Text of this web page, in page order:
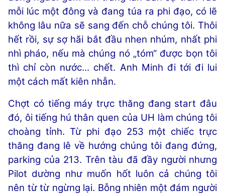
mỗi lúc một đông và đang túa ra phi đạo, có lẽ
không lâu nữa sẽ sang đến chỗ chúng tôi. Thôi
hết rồi, sự sợ hãi bắt đầu nhen nhúm, nhất phi
nhì pháo, nếu mà chúng nó „tóm“ được bọn tôi
thì chỉ còn nước... chết. Anh Minh đi tới đi lui
một cách mất kiên nhẫn.
Chợt có tiếng máy trực thăng đang start đâu
đó, ôi tiếng hú thân quen của UH làm chúng tôi
choàng tỉnh. Từ phi đạo 253 một chiếc trực
thăng đang lê về hướng chúng tôi đang đứng,
parking của 213. Trên tàu đã đầy người nhưng
Pilot dường như muốn hốt luôn cả chúng tôi
nên từ từ ngừng lại. Bỗng nhiên một đám người